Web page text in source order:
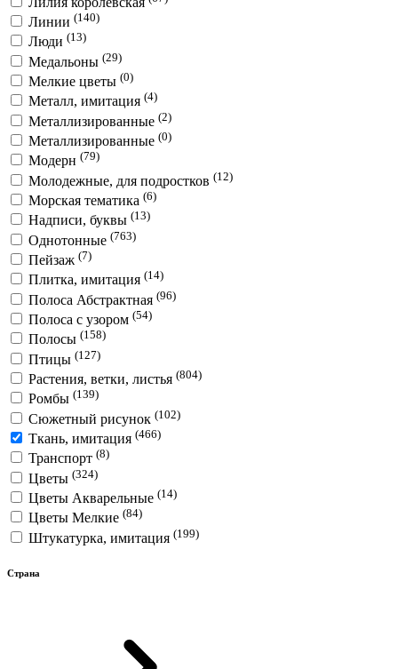
Линии (140)
Люди (13)
Медальоны (29)
Мелкие цветы (0)
Металл, имитация (4)
Металлизированные (2)
Металлизированные (0)
Модерн (79)
Молодежные, для подростков (12)
Морская тематика (6)
Надписи, буквы (13)
Однотонные (763)
Пейзаж (7)
Плитка, имитация (14)
Полоса Абстрактная (96)
Полоса с узором (54)
Полосы (158)
Птицы (127)
Растения, ветки, листья (804)
Ромбы (139)
Сюжетный рисунок (102)
Ткань, имитация (466)
Транспорт (8)
Цветы (324)
Цветы Акварельные (14)
Цветы Мелкие (84)
Штукатурка, имитация (199)
Страна